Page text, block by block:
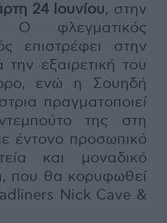
24 Ιουνίου, στην
Ο φλεγματικός
επιστρέφει στην
εξαιρετική του
ενώ η Σουηδή
πραγματοποιεί
της στη
έντονο προσωπικό
και μοναδικό
που θα κορυφωθεί
Nick Cave &